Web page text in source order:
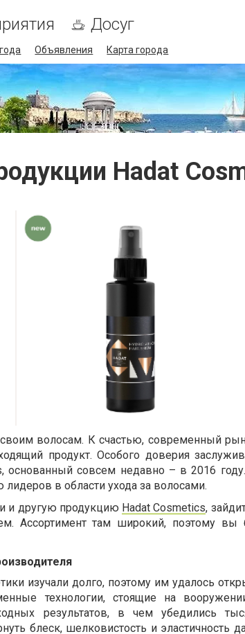
Досуг
Объявления Карта города
Hadat
волосам. К счастью, современный
продукт. Особого доверия
основанный совсем недавно – в 2016
в области ухода за волосами.
и другую продукцию Hadat Cosmetics,
Ассортимент там широкий, поэтому вы
изучали долго, поэтому им удалось
технологии, стоящие на
результатов, в чем убедились
блеск, шелковистость и эластичность